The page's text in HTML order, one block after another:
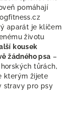
pomáhají
aparát je klíčem
životu
kousek
žádného psa –
tůrách,
kterým žijete
stravy pro psy